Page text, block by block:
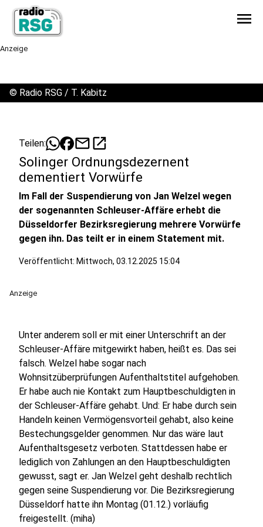
menu
Anzeige
© Radio RSG / T. Kabitz
Teilen: mailopen_in_new
Solinger Ordnungsdezernent
dementiert Vorwürfe
Im Fall der Suspendierung von Jan Welzel wegen
der sogenannten Schleuser-Affäre erhebt die
Düsseldorfer Bezirksregierung mehrere Vorwürfe
gegen ihn. Das teilt er in einem Statement mit.
Veröffentlicht: Mittwoch, 03.12.2025 15:04
Anzeige
Unter anderem soll er mit einer Unterschrift an der
Schleuser-Affäre mitgewirkt haben, heißt es. Das sei
falsch. Welzel habe sogar nach
Wohnsitzüberprüfungen Aufenthaltstitel aufgehoben.
Er habe auch nie Kontakt zum Hauptbeschuldigten in
der Schleuser-Affäre gehabt. Und: Er habe durch sein
Handeln keinen Vermögensvorteil gehabt, also keine
Bestechungsgelder genommen. Nur das wäre laut
Aufenthaltsgesetz verboten. Stattdessen habe er
lediglich von Zahlungen an den Hauptbeschuldigten
gewusst, sagt er. Jan Welzel geht deshalb rechtlich
gegen seine Suspendierung vor. Die Bezirksregierung
Düsseldorf hatte ihn Montag (01.12.) vorläufig
freigestellt. (miha)